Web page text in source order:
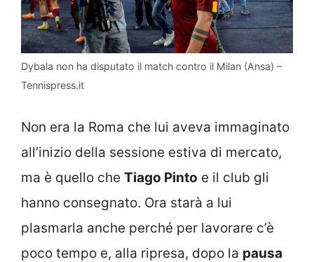
Dybala non ha disputato il match contro il Milan (Ansa) –
Tennispress.it
Non era la Roma che lui aveva immaginato
all’inizio della sessione estiva di mercato,
ma è quello che Tiago Pinto e il club gli
hanno consegnato. Ora starà a lui
plasmarla anche perché per lavorare c’è
poco tempo e, alla ripresa, dopo la pausa